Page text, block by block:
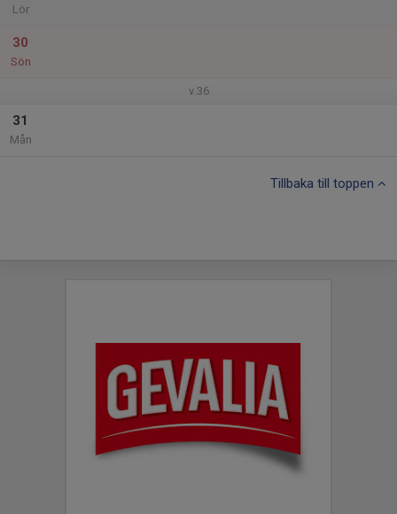
Lör
30
Sön
v.36
31
Mån
Tillbaka till toppen